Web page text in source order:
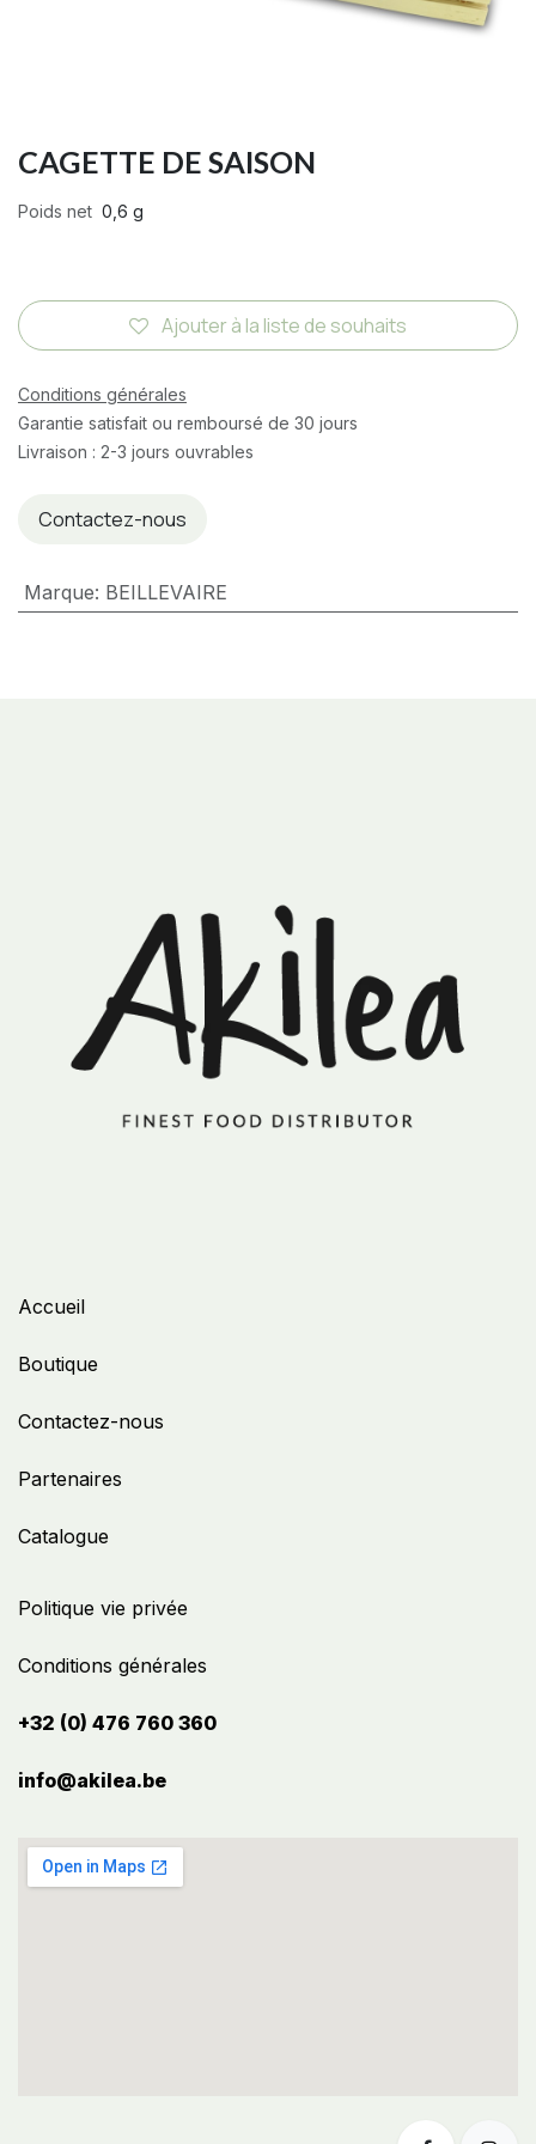
CAGETTE DE SAISON
Poids net 0,6 g
Ajouter à la liste de souhaits
Conditions générales
Garantie satisfait ou remboursé de 30 jours
Livraison : 2-3 jours ouvrables
Contactez-nous
Marque: BEILLEVAIRE
Politique vie privée
Conditions générales
+32 (0) 476 760 360
info@akilea.be​
Accueil
Boutique
Contactez-nous
Partenaires
Catalogue